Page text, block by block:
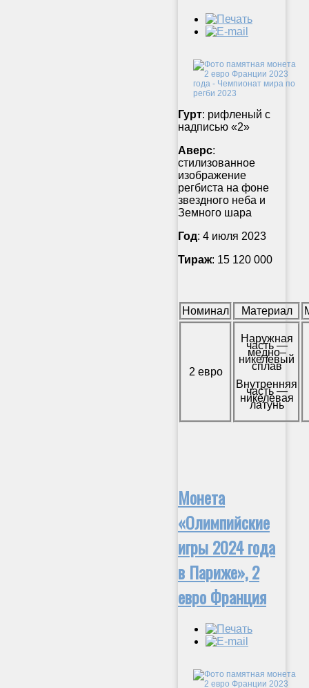
Гурт: рифленый с
надписью «2»
Аверс:
стилизованное
изображение
регбиста на фоне
звездного неба и
Земного шара
Год: 4 июля 2023
Тираж: 15 120 000
Номинал Материал
2 евро
Наружная
часть —
медно–
никелевый
сплав
Внутренняя
часть —
никелевая
латунь
Монета
«Олимпийские
игры 2024 года
в Париже», 2
евро Франция